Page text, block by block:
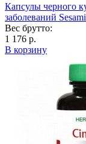
Капсулы черного
заболеваний
Вес брутто:
1 176 р.
В корзину